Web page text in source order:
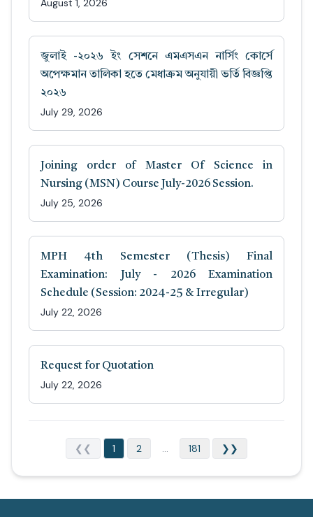
August 1, 2026
জুলাই -২০২৬ ইং সেশনে এমএসএন নার্সিং কোর্সে
অপেক্ষমান তালিকা হতে মেধাক্রম অনুযায়ী ভর্তি বিজ্ঞপ্তি
২০২৬
July 29, 2026
Joining order of Master Of Science in
Nursing (MSN) Course July-2026 Session.
July 25, 2026
MPH 4th Semester (Thesis) Final
Examination: July - 2026 Examination
Schedule (Session: 2024-25 & Irregular)
July 22, 2026
Request for Quotation
July 22, 2026
❮❮ 1 2 ... 181 ❯❯